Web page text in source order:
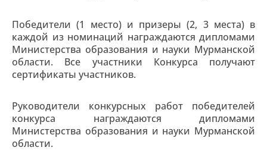
Победители (1 место) и призеры (2, 3 места) в
каждой из номинаций награждаются дипломами
Министерства образования и науки Мурманской
области. Все участники Конкурса получают
сертификаты участников.
Руководители конкурсных работ победителей
конкурса награждаются дипломами
Министерства образования и науки Мурманской
области.